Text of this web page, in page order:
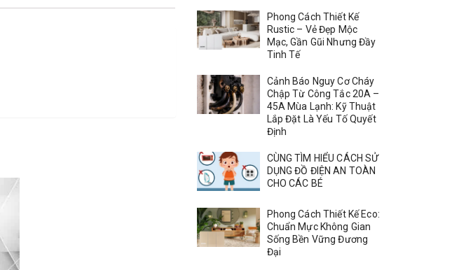
Phong Cách Thiết Kế
Rustic – Vẻ Đẹp Mộc
Mạc, Gần Gũi Nhưng Đầy
Tinh Tế
Cảnh Báo Nguy Cơ Cháy
Chập Từ Công Tắc 20A –
45A Mùa Lạnh: Kỹ Thuật
Lắp Đặt Là Yếu Tố Quyết
Định
CÙNG TÌM HIỂU CÁCH SỬ
DỤNG ĐỒ ĐIỆN AN TOÀN
CHO CÁC BÉ
Phong Cách Thiết Kế Eco:
Chuẩn Mực Không Gian
Sống Bền Vững Đương
Đại